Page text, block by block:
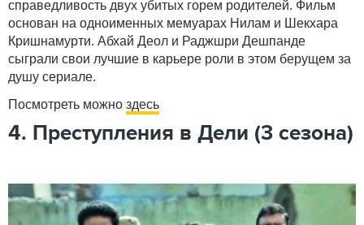
справедливость двух убитых горем родителей. Фильм
основан на одноименных мемуарах Нилам и Шекхара
Кришнамурти. Абхай Деол и Раджшри Дешпанде
сыграли свои лучшие в карьере роли в этом берущем за
душу сериале.
Посмотреть можно здесь
4. Преступления в Дели (3 сезона)